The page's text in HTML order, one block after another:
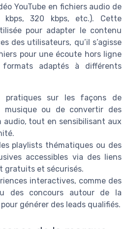
YouTube en fichiers audio de
kbps, 320 kbps, etc.). Cette
pour adapter le contenu
des utilisateurs, qu’il s’agisse
pour une écoute hors ligne
adaptés à différents
pratiques sur les façons de
musique ou de convertir des
audio, tout en sensibilisant aux
playlists thématiques ou des
accessibles via des liens
gratuits et sécurisés.
interactives, comme des
des concours autour de la
générer des leads qualifiés.